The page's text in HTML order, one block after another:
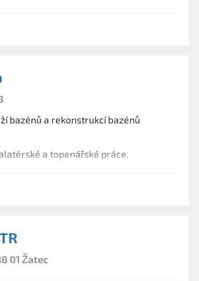
bazénů a rekonstrukcí bazénů
a topenářské práce.
01 Žatec